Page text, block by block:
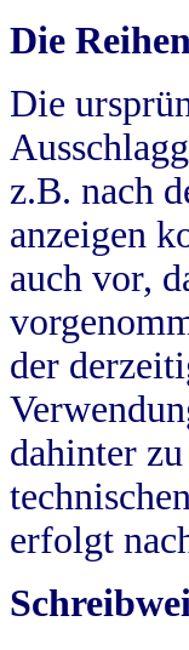
Die
Die
z.B. nach
anzeigen
auch vor,
der
dahinter
erfolgt